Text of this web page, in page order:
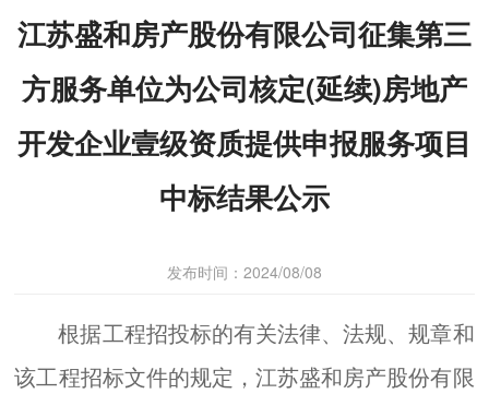
江苏盛和房产股份有限公司征集第三
方服务单位为公司核定(延续)房地产
开发企业壹级资质提供申报服务项目
中标结果公示
发布时间：2024/08/08
根据工程招投标的有关法律、法规、规章和
该工程招标文件的规定，江苏盛和房产股份有限